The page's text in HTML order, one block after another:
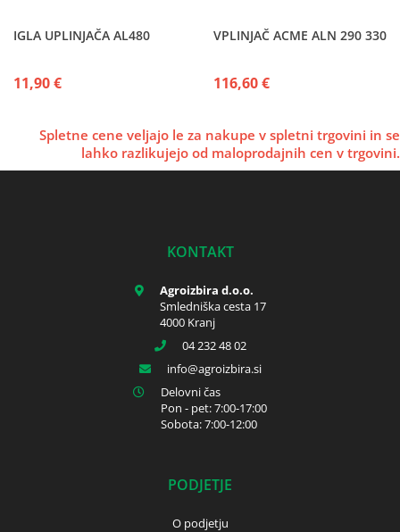
IGLA UPLINJAČA AL480
11,90 €
VPLINJAČ ACME ALN 290 330
116,60 €
Spletne cene veljajo le za nakupe v spletni trgovini in se
lahko razlikujejo od maloprodajnih cen v trgovini.
KONTAKT
Agroizbira d.o.o.
Smledniška cesta 17
4000 Kranj
04 232 48 02
info
agroizbira.si
Delovni čas
Pon - pet: 7:00-17:00
Sobota: 7:00-12:00
PODJETJE
O podjetju